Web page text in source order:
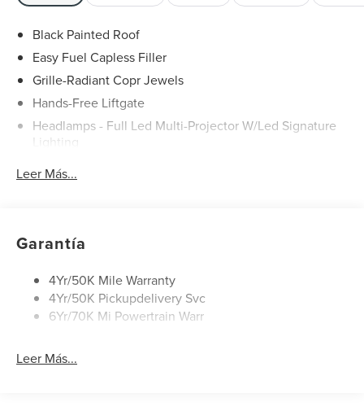
Black Painted Roof
Easy Fuel Capless Filler
Grille-Radiant Copr Jewels
Hands-Free Liftgate
Headlamps - Full Led Multi-Projector W/Led Signature
Lighting
Lincoln Embrace
Rear Wiper/Washer/Defrost
Leer Más...
Garantía
4Yr/50K Mile Warranty
4Yr/50K Pickupdelivery Svc
6Yr/70K Mi Powertrain Warr
Leer Más...